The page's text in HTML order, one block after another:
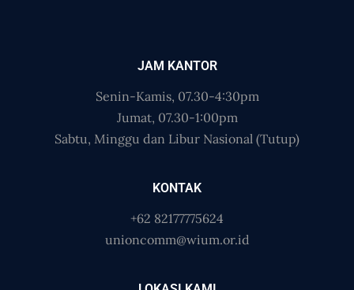
JAM KANTOR
Senin-Kamis, 07.30-4:30pm
Jumat, 07.30-1:00pm
Sabtu, Minggu dan Libur Nasional (Tutup)
KONTAK
+62 82177775624
unioncomm@wium.or.id